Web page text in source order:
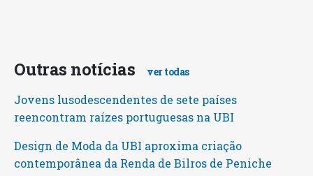
Outras notícias ver todas
Jovens lusodescendentes de sete países
reencontram raízes portuguesas na UBI
Design de Moda da UBI aproxima criação
contemporânea da Renda de Bilros de Peniche